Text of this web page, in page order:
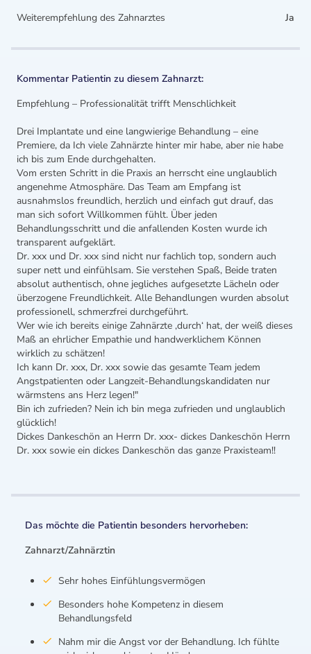
Weiterempfehlung des Zahnarztes
Ja
Kommentar Patientin zu diesem Zahnarzt:
Empfehlung – Professionalität trifft Menschlichkeit
Drei Implantate und eine langwierige Behandlung – eine
Premiere, da Ich viele Zahnärzte hinter mir habe, aber nie habe
ich bis zum Ende durchgehalten.
Vom ersten Schritt in die Praxis an herrscht eine unglaublich
angenehme Atmosphäre. Das Team am Empfang ist
ausnahmslos freundlich, herzlich und einfach gut drauf, das
man sich sofort Willkommen fühlt. Über jeden
Behandlungsschritt und die anfallenden Kosten wurde ich
transparent aufgeklärt.
Dr. xxx und Dr. xxx sind nicht nur fachlich top, sondern auch
super nett und einfühlsam. Sie verstehen Spaß, Beide traten
absolut authentisch, ohne jegliches aufgesetzte Lächeln oder
überzogene Freundlichkeit. Alle Behandlungen wurden absolut
professionell, schmerzfrei durchgeführt.
Wer wie ich bereits einige Zahnärzte ‚durch‘ hat, der weiß dieses
Maß an ehrlicher Empathie und handwerklichem Können
wirklich zu schätzen!
Ich kann Dr. xxx, Dr. xxx sowie das gesamte Team jedem
Angstpatienten oder Langzeit-Behandlungskandidaten nur
wärmstens ans Herz legen!"
Bin ich zufrieden? Nein ich bin mega zufrieden und unglaublich
glücklich!
Dickes Dankeschön an Herrn Dr. xxx- dickes Dankeschön Herrn
Dr. xxx sowie ein dickes Dankeschön das ganze Praxisteam!!
Das möchte die Patientin besonders hervorheben:
Zahnarzt/Zahnärztin
Sehr hohes Einfühlungsvermögen
Besonders hohe Kompetenz in diesem
Behandlungsfeld
Nahm mir die Angst vor der Behandlung. Ich fühlte